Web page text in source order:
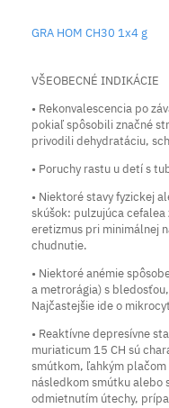
GRA HOM CH30 1x4 g
VŠEOBECNÉ INDIKÁCIE
• Rekonvalescencia po
pokiaľ spôsobili značné
privodili dehydratáciu,
• Poruchy rastu u detí s
• Niektoré stavy fyzickej
skúšok: pulzujúca
eretizmus pri minimálnej
chudnutie.
• Niektoré anémie
a metrorágia) s
Najčastejšie ide o
• Reaktívne depresívne
muriaticum 15 CH sú
smútkom, ľahkým
následkom smútku alebo
odmietnutím útechy,